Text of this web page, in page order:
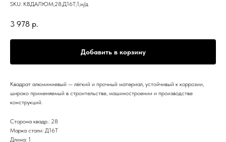
SKU: КВДАЛЮМ;28;Д16Т;1;м/д
3 978 р.
Добавить в корзину
Квадрат алюминиевый — лёгкий и прочный материал, устойчивый к коррозии,
широко применяемый в строительстве, машиностроении и производстве
конструкций.
Сторона квадр.: 28
Марка стали: Д16Т
Длина: 1